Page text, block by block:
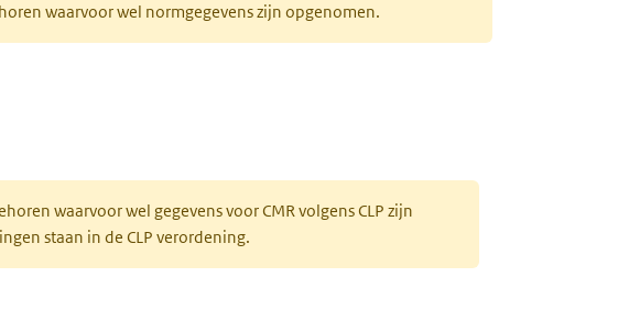
waarvoor wel normgegevens zijn opgenomen.
waarvoor wel gegevens voor CMR volgens CLP zijn
staan in de CLP verordening.